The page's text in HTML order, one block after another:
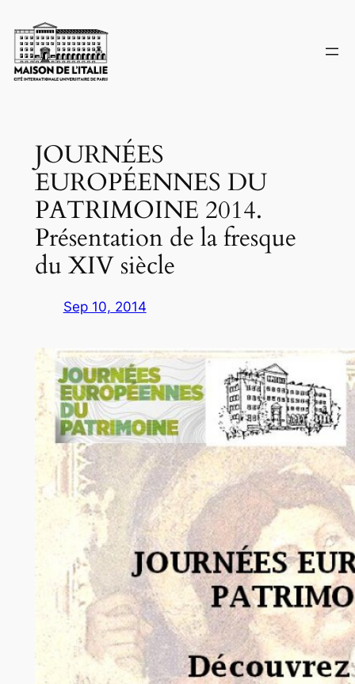
to
content
JOURNÉES
EUROPÉENNES DU
PATRIMOINE 2014.
Présentation de la fresque
du XIV siècle
Sep 10, 2014